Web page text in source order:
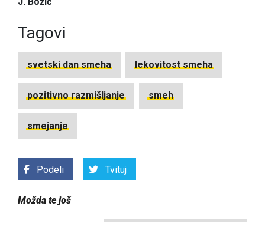
Tagovi
svetski dan smeha lekovitost smeha
pozitivno razmišljanje smeh
smejanje
Podeli Tvituj
Možda te još